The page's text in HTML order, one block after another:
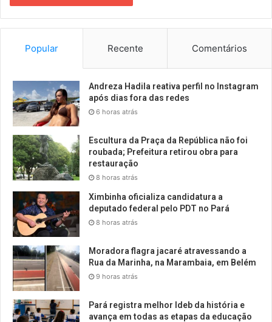
Popular Recente Comentários
Andreza Hadila reativa perfil no Instagram
após dias fora das redes
6 horas atrás
Escultura da Praça da República não foi
roubada; Prefeitura retirou obra para
restauração
8 horas atrás
Ximbinha oficializa candidatura a
deputado federal pelo PDT no Pará
8 horas atrás
Moradora flagra jacaré atravessando a
Rua da Marinha, na Marambaia, em Belém
9 horas atrás
Pará registra melhor Ideb da história e
avança em todas as etapas da educação